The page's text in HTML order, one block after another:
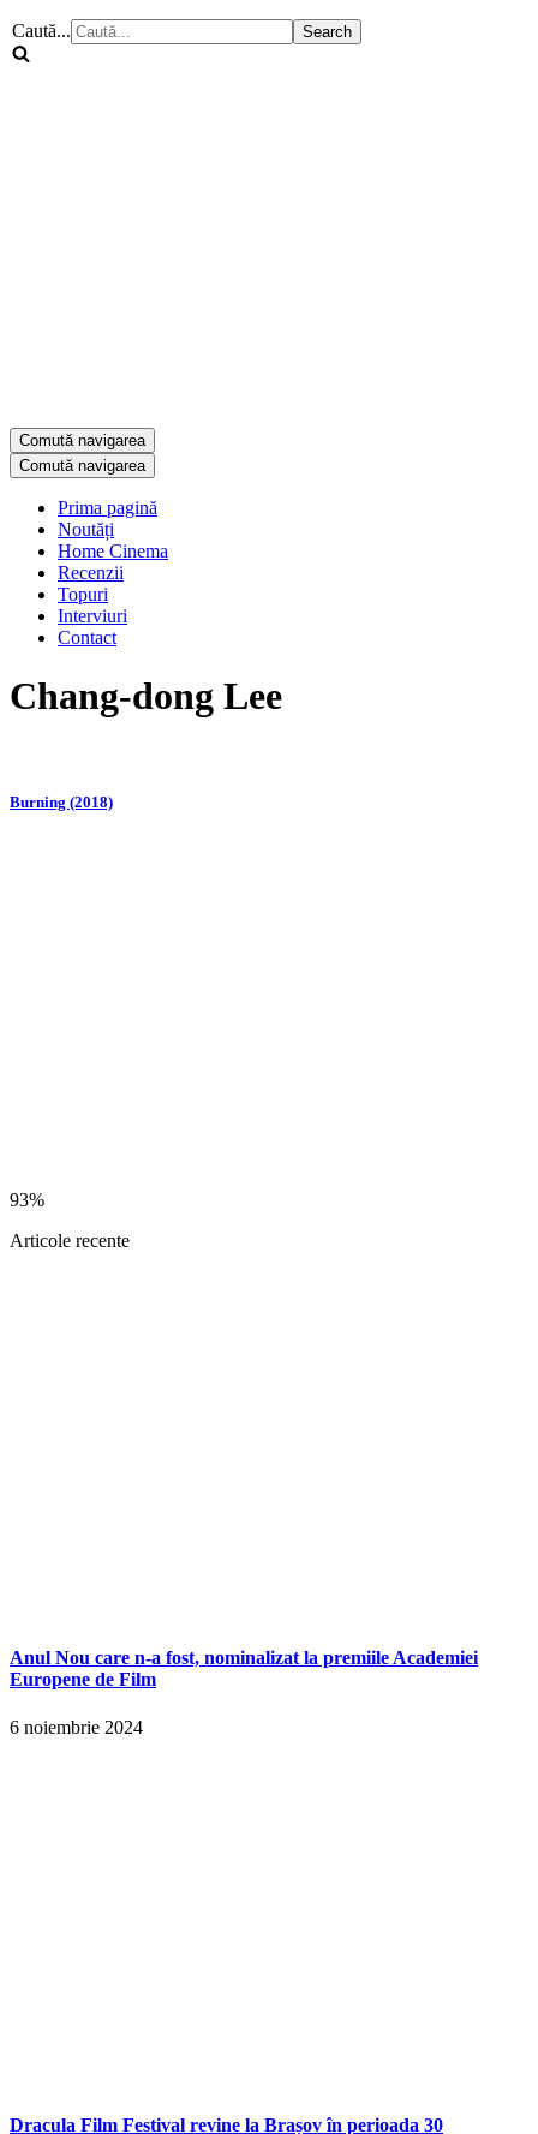
Caută...
Comută navigarea
Comută navigarea
Prima pagină
Noutăți
Home Cinema
Recenzii
Topuri
Interviuri
Contact
Chang-dong Lee
Burning (2018)
93%
Articole recente
Anul Nou care n-a fost, nominalizat la premiile Academiei
Europene de Film
6 noiembrie 2024
Dracula Film Festival revine la Brașov în perioada 30